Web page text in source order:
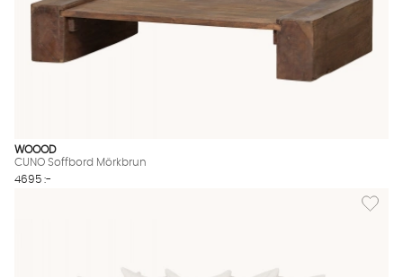
WOOOD
CUNO Soffbord Mörkbrun
4695 :-
Lägg